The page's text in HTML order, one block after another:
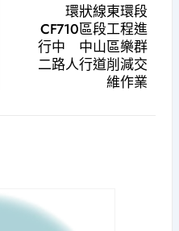
環狀線東環段
CF710區段工程進
行中 中山區樂群
二路人行道削減交
維作業